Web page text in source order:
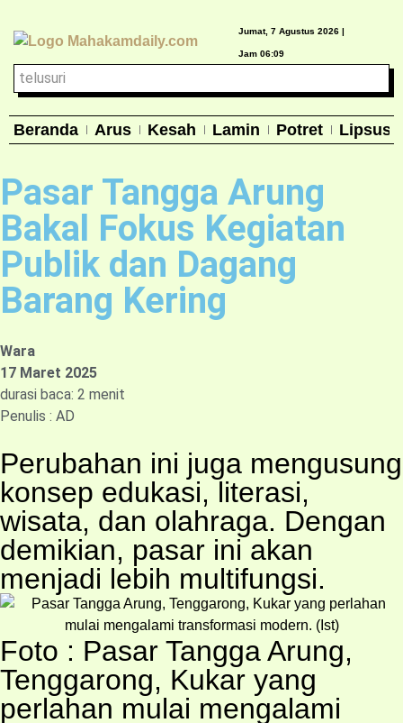
Jumat, 7 Agustus 2026 |
Jam 06:09
Beranda Arus Kesah Lamin Potret Lipsus
Pasar Tangga Arung
Bakal Fokus Kegiatan
Publik dan Dagang
Barang Kering
Wara
17 Maret 2025
durasi baca: 2 menit
Penulis : AD
Perubahan ini juga mengusung
konsep edukasi, literasi,
wisata, dan olahraga. Dengan
demikian, pasar ini akan
menjadi lebih multifungsi.
Foto : Pasar Tangga Arung,
Tenggarong, Kukar yang
perlahan mulai mengalami